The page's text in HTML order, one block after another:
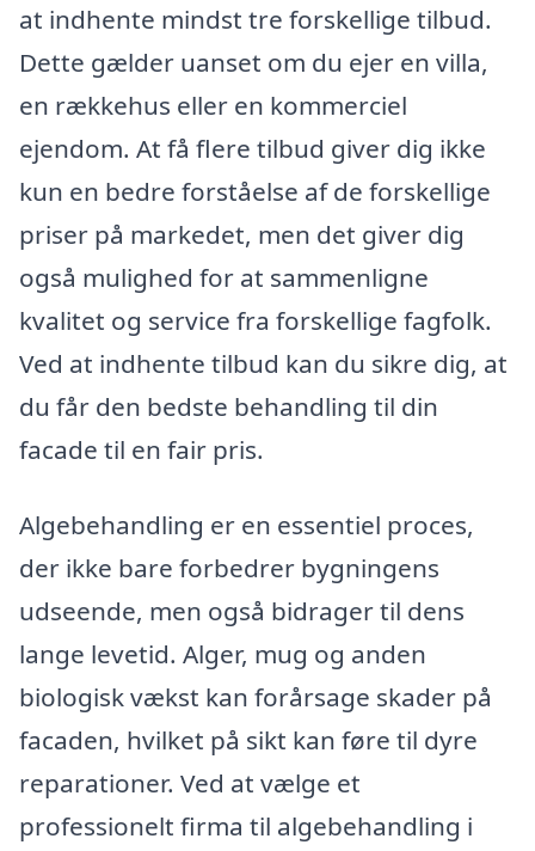
at indhente mindst tre forskellige tilbud.
Dette gælder uanset om du ejer en villa,
en rækkehus eller en kommerciel
ejendom. At få flere tilbud giver dig ikke
kun en bedre forståelse af de forskellige
priser på markedet, men det giver dig
også mulighed for at sammenligne
kvalitet og service fra forskellige fagfolk.
Ved at indhente tilbud kan du sikre dig, at
du får den bedste behandling til din
facade til en fair pris.
Algebehandling er en essentiel proces,
der ikke bare forbedrer bygningens
udseende, men også bidrager til dens
lange levetid. Alger, mug og anden
biologisk vækst kan forårsage skader på
facaden, hvilket på sikt kan føre til dyre
reparationer. Ved at vælge et
professionelt firma til algebehandling i